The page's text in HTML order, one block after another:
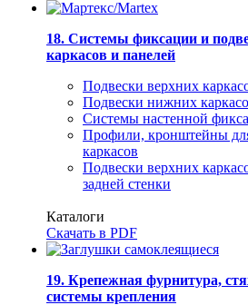
18. Системы фиксации и
каркасов и панелей
Подвески верхних
Подвески нижних
Системы настенной
Профили, кронштейны
каркасов
Подвески верхних
задней стенки
Каталоги
Скачать в PDF
19. Крепежная фурнитура,
системы крепления